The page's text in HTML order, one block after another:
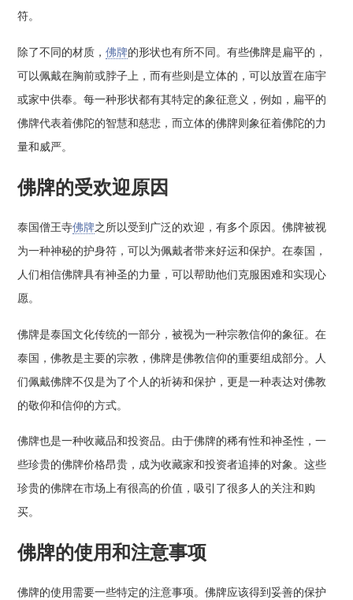
符。
除了不同的材质，佛牌的形状也有所不同。有些佛牌是扁平的，
可以佩戴在胸前或脖子上，而有些则是立体的，可以放置在庙宇
或家中供奉。每一种形状都有其特定的象征意义，例如，扁平的
佛牌代表着佛陀的智慧和慈悲，而立体的佛牌则象征着佛陀的力
量和威严。
佛牌的受欢迎原因
泰国僧王寺佛牌之所以受到广泛的欢迎，有多个原因。佛牌被视
为一种神秘的护身符，可以为佩戴者带来好运和保护。在泰国，
人们相信佛牌具有神圣的力量，可以帮助他们克服困难和实现心
愿。
佛牌是泰国文化传统的一部分，被视为一种宗教信仰的象征。在
泰国，佛教是主要的宗教，佛牌是佛教信仰的重要组成部分。人
们佩戴佛牌不仅是为了个人的祈祷和保护，更是一种表达对佛教
的敬仰和信仰的方式。
佛牌也是一种收藏品和投资品。由于佛牌的稀有性和神圣性，一
些珍贵的佛牌价格昂贵，成为收藏家和投资者追捧的对象。这些
珍贵的佛牌在市场上有很高的价值，吸引了很多人的关注和购
买。
佛牌的使用和注意事项
佛牌的使用需要一些特定的注意事项。佛牌应该得到妥善的保护